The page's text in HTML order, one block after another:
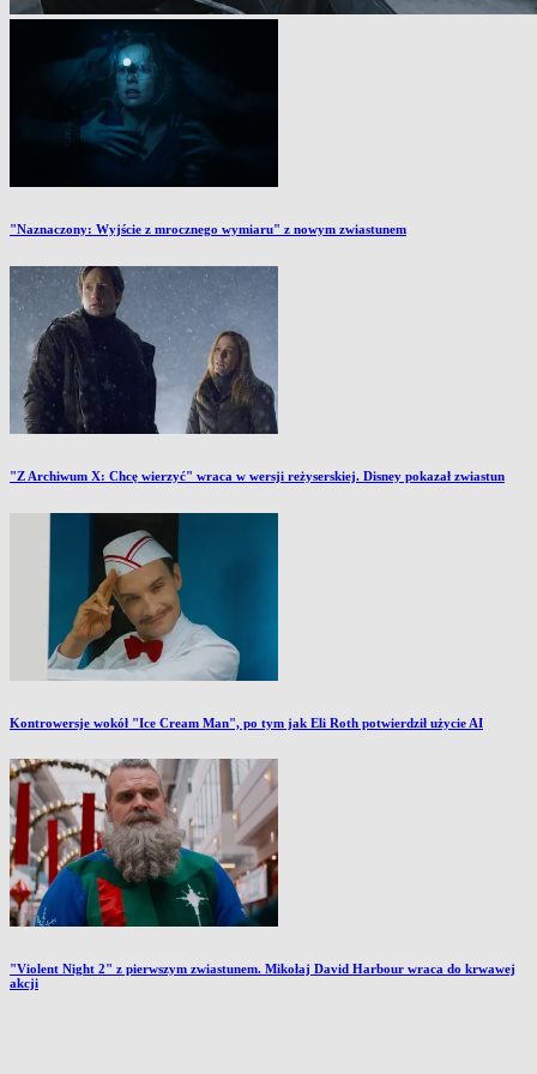
"Naznaczony: Wyjście z mrocznego wymiaru" z nowym zwiastunem
"Z Archiwum X: Chcę wierzyć" wraca w wersji reżyserskiej. Disney pokazał zwiastun
Kontrowersje wokół "Ice Cream Man", po tym jak Eli Roth potwierdził użycie AI
"Violent Night 2" z pierwszym zwiastunem. Mikołaj David Harbour wraca do krwawej
akcji